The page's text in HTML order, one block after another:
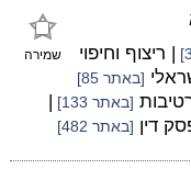
שמירה | ריצוף וחיפוי
[באתר 85]
[באתר 133]
|
דין [באתר 482]